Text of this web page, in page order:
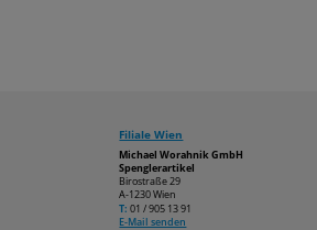
Filiale Wien
Michael Worahnik GmbH
Spenglerartikel
Birostraße 29
A-1230 Wien
T: 01 / 905 13 91
E-Mail senden